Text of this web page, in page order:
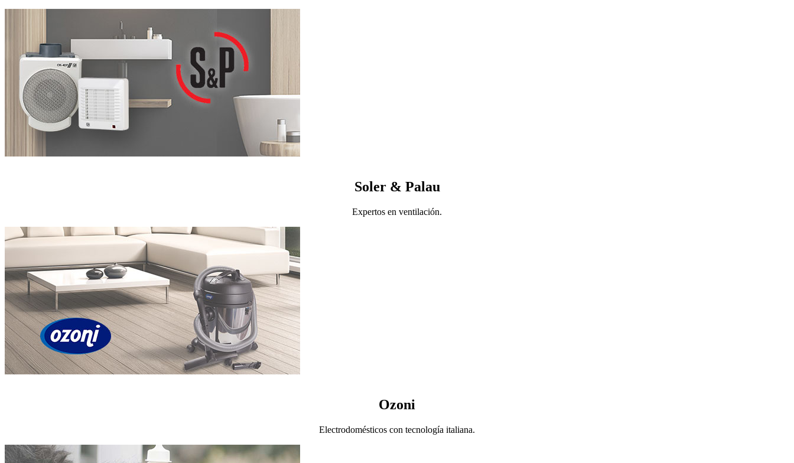
Soler & Palau
Expertos en ventilación.
Ozoni
Electrodomésticos con tecnología italiana.